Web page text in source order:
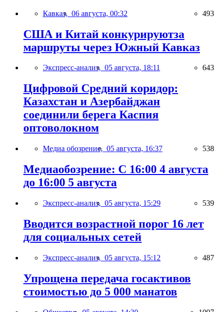
Кавказ, 06 августа, 00:32 493
США и Китай конкурируютза
маршруты через Южный Кавказ
Экспресс-анализ, 05 августа, 18:11 643
Цифровой Средний коридор:
Казахстан и Азербайджан
соединили берега Каспия
оптоволокном
Медиа обозрение, 05 августа, 16:37 538
Медиаобозрение: С 16:00 4 августа
до 16:00 5 августа
Экспресс-анализ, 05 августа, 15:29 539
Вводится возрастной порог 16 лет
для социальных сетей
Экспресс-анализ, 05 августа, 15:12 487
Упрощена передача госактивов
стоимостью до 5 000 манатов